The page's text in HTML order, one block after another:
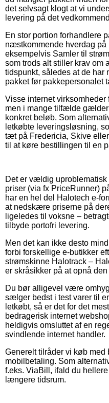
det selvsagt klogt at vi
levering på det
En stor portion forhandlere
næstkommende hverdag på
eksempelvis Samler til
som trods alt stiller krav om
tidspunkt, således at de har
pakket før pakkepersonalet
Visse internet virksomheder
men i mange tilfælde
konkret beløb. Som
letkøbte leveringsløsning,
tæt på Fredericia, Skive
til at køre bestillingen til en
Det er vældig
priser (via fx PriceRunner)
har en hel del Halotech e-
at nedskære priserne på
ligeledes til voksne –
tilbyde portofri levering.
Men det kan ikke desto
forbi forskellige e-butikker
strømskinne Halotrack –
er skråsikker på at opnå
Du bør alligevel være
sælger bedst i test varer til
letkøbt, så er det for det
bedragerisk internet
heldigvis omsluttet af en
svindlende internet handler.
Generelt tilråder vi køb med
mobilbetaling. Som
f.eks. ViaBill, ifald du
længere tidsrum.